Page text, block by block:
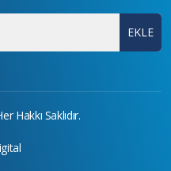
EKLE
Hakkı Saklıdır.